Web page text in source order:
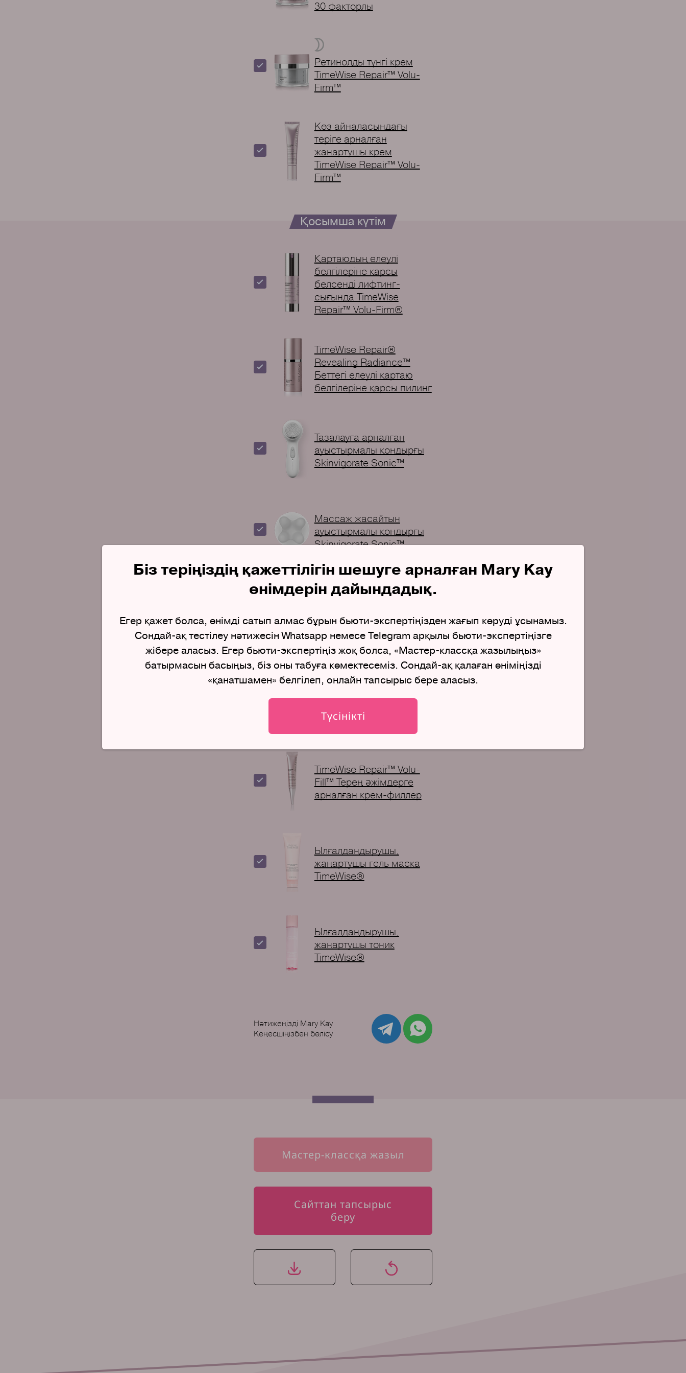
Біз теріңіздің қажеттілігін шешуге арналған Mary Kay
өнімдерін дайындадық.
Егер қажет болса, өнімді сатып алмас бұрын бьюти-экспертіңізден жағып көруді ұсынамыз.
Сондай-ақ тестілеу нәтижесін Whatsapp немесе Telegram арқылы бьюти-экспертіңізге
жібере аласыз. Егер бьюти-экспертіңіз жоқ болса, «Мастер-классқа жазылыңыз»
батырмасын басыңыз, біз оны табуға көмектесеміз. Сондай-ақ қалаған өніміңізді
«қанатшамен» белгілеп, онлайн тапсырыс бере аласыз.
Түсінікті
30 факторлы
Ретинолды түнгі крем
TimeWise Repair™ Volu-
Firm™
Көз айналасындағы
теріге арналған
жаңартушы крем
TimeWise Repair™ Volu-
Firm™
Қосымша күтім
Қартаюдың елеулі
белгілеріне қарсы
белсенді лифтинг-
сығында TimeWise
Repair™ Volu-Firm®
TimeWise Repair®
Revealing Radiance™
Беттегі елеулі қартаю
белгілеріне қарсы пилинг
Тазалауға арналған
ауыстырмалы қондырғы
Skinvigorate Sonic™
Массаж жасайтын
ауыстырмалы қондырғы
Skinvigorate Sonic™
Ерінге арналған, теріні
құрал TimeWise®
Жақсартылған,
ылғалдандырып,
жаңартушы
қоректендіргіш крем
Mary Kay®
TimeWise Repair™ Volu-
Fill™ Терең ǝжiмдерге
арналған крем-филлер
Ылғалдандырушы,
жаңартушы гель маска
TimeWise®
Ылғалдандырушы,
жаңартушы тоник
TimeWise®
Нәтижеңізді Mary Kay
Кеңесшіңізбен бөлісу
Мастер-классқа жазыл
Сайттан тапсырыс
беру